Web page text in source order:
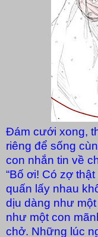
Đám cưới xong,
riêng để sống
con nhắn tin về
“Bố ơi! Có zợ
quấn lấy nhau
dịu dàng như
như một con
chở. Những lúc